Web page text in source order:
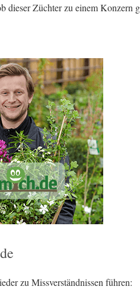
dieser Züchter zu einem Konzern
zu Missverständnissen führen: